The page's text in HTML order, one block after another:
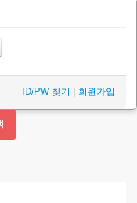
ID/PW 찾기 회원가입